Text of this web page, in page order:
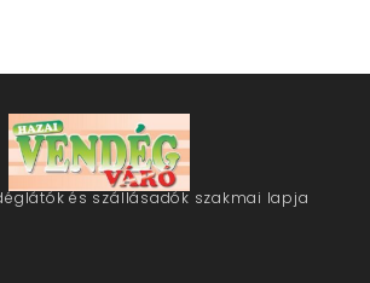
és szállásadók szakmai lapja